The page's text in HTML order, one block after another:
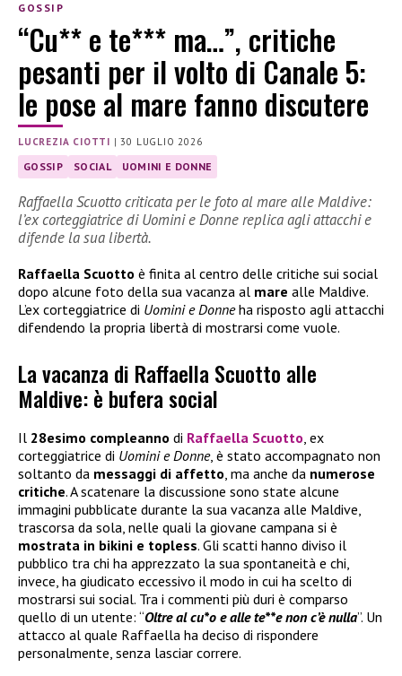
GOSSIP
“Cu** e te*** ma…”, critiche
pesanti per il volto di Canale 5:
le pose al mare fanno discutere
LUCREZIA CIOTTI |30 LUGLIO 2026
GOSSIP SOCIAL UOMINI E DONNE
Raffaella Scuotto criticata per le foto al mare alle Maldive:
l’ex corteggiatrice di Uomini e Donne replica agli attacchi e
difende la sua libertà.
Raffaella Scuotto è finita al centro delle critiche sui social
dopo alcune foto della sua vacanza al mare alle Maldive.
L’ex corteggiatrice di Uomini e Donneha risposto agli attacchi
difendendo la propria libertà di mostrarsi come vuole.
La vacanza di Raffaella Scuotto alle
Maldive: è bufera social
Il 28esimo compleanno di Raffaella Scuotto , ex
corteggiatrice di Uomini e Donne, è stato accompagnato non
soltanto da messaggi di affetto , ma anche da numerose
critiche. A scatenare la discussione sono state alcune
immagini pubblicate durante la sua vacanza alle Maldive,
trascorsa da sola, nelle quali la giovane campana si è
mostrata in bikini e topless. Gli scatti hanno diviso il
pubblico tra chi ha apprezzato la sua spontaneità e chi,
invece, ha giudicato eccessivo il modo in cui ha scelto di
mostrarsi sui social. Tra i commenti più duri è comparso
quello di un utente: “Oltre al cu*o e alle te**e non c’è nulla”. Un
attacco al quale Raffaella ha deciso di rispondere
personalmente, senza lasciar correre.